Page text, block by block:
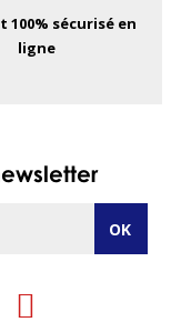
100% sécurisé en
ligne